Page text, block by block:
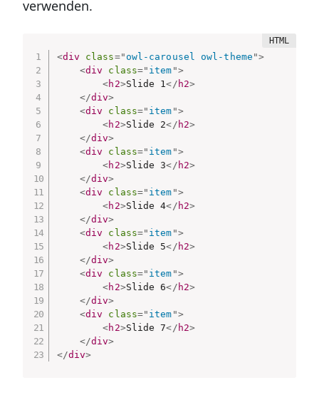
verwenden.
<div class="owl-carousel owl-theme ">
<div class=" item ">
<h2>Slide 1</ h2>
</div>
<div class=" item ">
<h2>Slide 2</ h2>
</div>
<div class=" item ">
<h2>Slide 3</ h2>
</div>
<div class=" item ">
<h2>Slide 4</ h2>
</div>
<div class=" item ">
<h2>Slide 5</ h2>
</div>
<div class=" item ">
<h2>Slide 6</ h2>
</div>
<div class=" item ">
<h2>Slide 7</ h2>
</div>
</div>